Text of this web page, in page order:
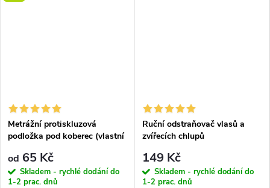
Metrážní protiskluzová
podložka pod koberec (vlastní
od 65 Kč
Skladem - rychlé dodání do
1-2 prac. dnů
Ruční odstraňovač vlasů a
zvířecích chlupů
149 Kč
Skladem - rychlé dodání do
1-2 prac. dnů